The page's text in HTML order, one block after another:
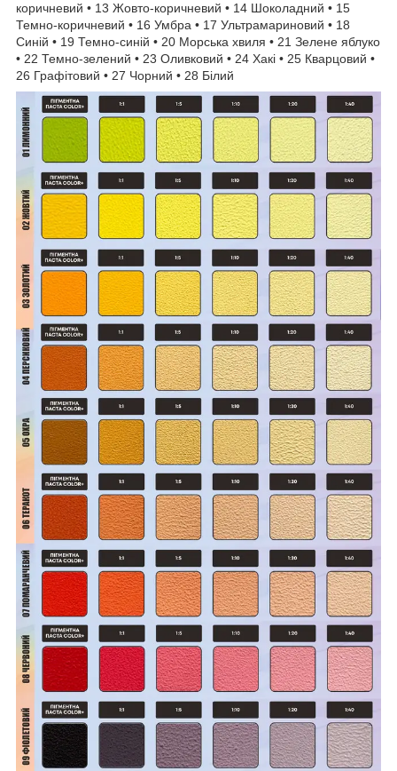
коричневий • 13 Жовто-коричневий • 14 Шоколадний • 15
Темно-коричневий • 16 Умбра • 17 Ультрамариновий • 18
Синій • 19 Темно-синій • 20 Морська хвиля • 21 Зелене яблуко
• 22 Темно-зелений • 23 Оливковий • 24 Хакі • 25 Кварцовий •
26 Графітовий • 27 Чорний • 28 Білий